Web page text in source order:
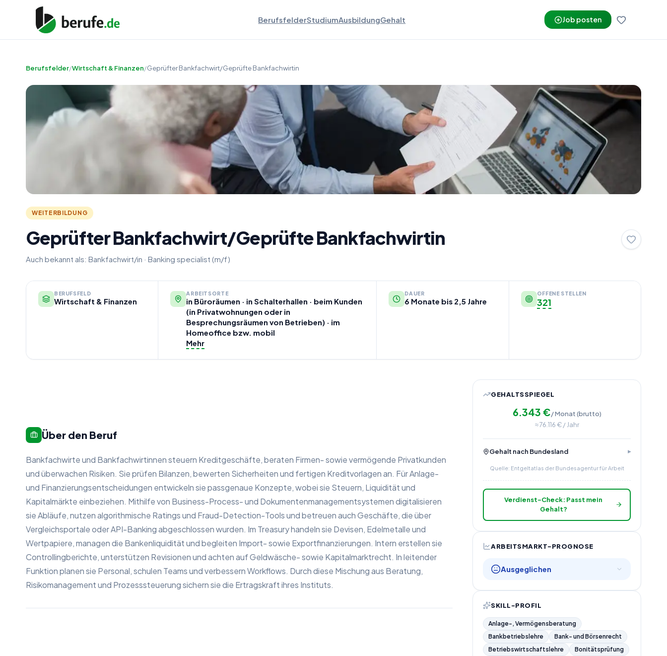
BerufsfelderStudiumAusbildungGehalt Job posten
Berufsfelder/Wirtschaft & Finanzen/Geprüfter Bankfachwirt/Geprüfte Bankfachwirtin
WEITERBILDUNG
Geprüfter Bankfachwirt/Geprüfte Bankfachwirtin
Auch bekannt als: Bankfachwirt/in · Banking specialist (m/f)
BERUFSFELD
Wirtschaft & Finanzen
ARBEITSORTE
in Büroräumen · in Schalterhallen · beim Kunden
(in Privatwohnungen oder in
Besprechungsräumen von Betrieben) · im
Homeoffice bzw. mobil
Mehr
DAUER
6 Monate bis 2,5 Jahre
OFFENE STELLEN
321
Über den Beruf
Bankfachwirte und Bankfachwirtinnen steuern Kreditgeschäfte, beraten Firmen- sowie vermögende Privatkunden
und überwachen Risiken. Sie prüfen Bilanzen, bewerten Sicherheiten und fertigen Kreditvorlagen an. Für Anlage-
und Finanzierungsentscheidungen entwickeln sie passgenaue Konzepte, wobei sie Steuern, Liquidität und
Kapitalmärkte einbeziehen. Mithilfe von Business-Process- und Dokumentenmanagementsystemen digitalisieren
sie Abläufe, nutzen algorithmische Ratings und Fraud-Detection-Tools und betreuen auch Geschäfte, die über
Vergleichsportale oder API-Banking abgeschlossen wurden. Im Treasury handeln sie Devisen, Edelmetalle und
Wertpapiere, managen die Bankenliquidität und begleiten Import- sowie Exportfinanzierungen. Intern erstellen sie
Controllingberichte, unterstützen Revisionen und achten auf Geldwäsche- sowie Kapitalmarktrecht. In leitender
Funktion planen sie Personal, schulen Teams und verbessern Workflows. Durch diese Mischung aus Beratung,
Risikomanagement und Prozesssteuerung sichern sie die Ertragskraft ihres Instituts.
GEHALTSSPIEGEL
6.343 €/ Monat (brutto)
≈76.116€ / Jahr
Gehalt nach Bundesland
Quelle: Entgeltatlas der Bundesagentur für Arbeit
Verdienst-Check: Passt mein
Gehalt?
ARBEITSMARKT-PROGNOSE
Ausgeglichen
SKILL-PROFIL
Anlage-, Vermögensberatung
Bankbetriebslehre
Bank- und Börsenrecht
Betriebswirtschaftslehre
Bonitätsprüfung